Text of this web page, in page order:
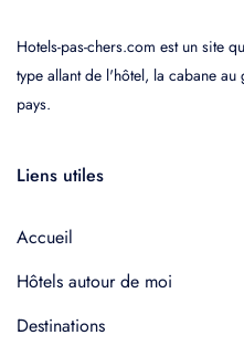
Hotels-pas-chers.com est un site
type allant de l'hôtel, la cabane
pays.
Liens utiles
Accueil
Hôtels autour de moi
Destinations